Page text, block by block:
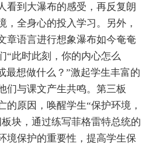
看到大瀑布的感受，再反复朗
，全身心的投入学习。另外，
章语言进行想象瀑布如今奄奄
“此时此刻，你的内心怎么
最想做什么？”激起学生丰富的
们与课文产生共鸣。第三板
的原因，唤醒学生“保护环境，
块，通过练写菲格雷特总统的
境保护的重要性，提高学生保